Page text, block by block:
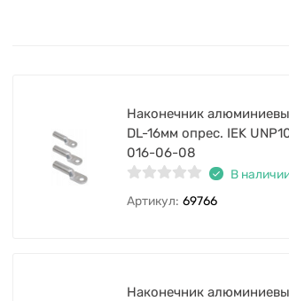
Наконечник
DL-16мм опрес. IEK
016-06-08
В
Артикул: 69766
Наконечник